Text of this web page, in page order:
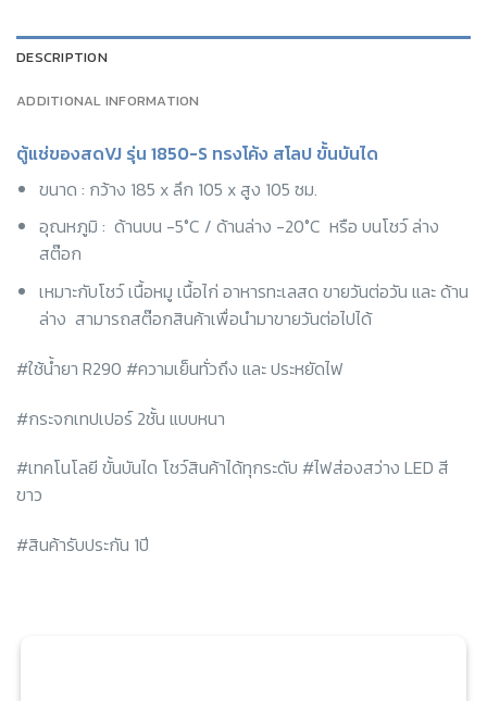
DESCRIPTION
ADDITIONAL INFORMATION
ตู้แช่ของสดVJ รุ่น 1850-S ทรงโค้ง สโลป ขั้นบันได
ขนาด : กว้าง 185 x ลึก 105 x สูง 105 ซม.
อุณหภูมิ : ด้านบน -5°C / ด้านล่าง -20°C หรือ บนโชว์ ล่าง
สต๊อก
เหมาะกับโชว์ เนื้อหมู เนื้อไก่ อาหารทะเลสด ขายวันต่อวัน และ ด้าน
ล่าง สามารถสต๊อกสินค้าเพื่อนำมาขายวันต่อไปได้
#ใช้น้ำยา R290 #ความเย็นทั่วถึง และ ประหยัดไฟ
#กระจกเทปเปอร์ 2ชั้น แบบหนา
#เทคโนโลยี ขั้นบันได โชว์สินค้าได้ทุกระดับ #ไฟส่องสว่าง LED สี
ขาว
#สินค้ารับประกัน 1ปี